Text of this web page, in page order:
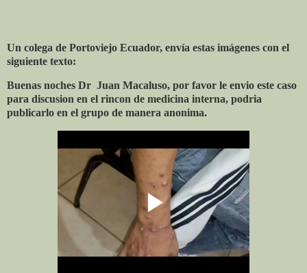
Un colega de Portoviejo Ecuador, envía estas imágenes con el
siguiente texto:
Buenas noches Dr Juan Macaluso, por favor le envio este caso
para discusion en el rincon de medicina interna, podria
publicarlo en el grupo de manera anonima.